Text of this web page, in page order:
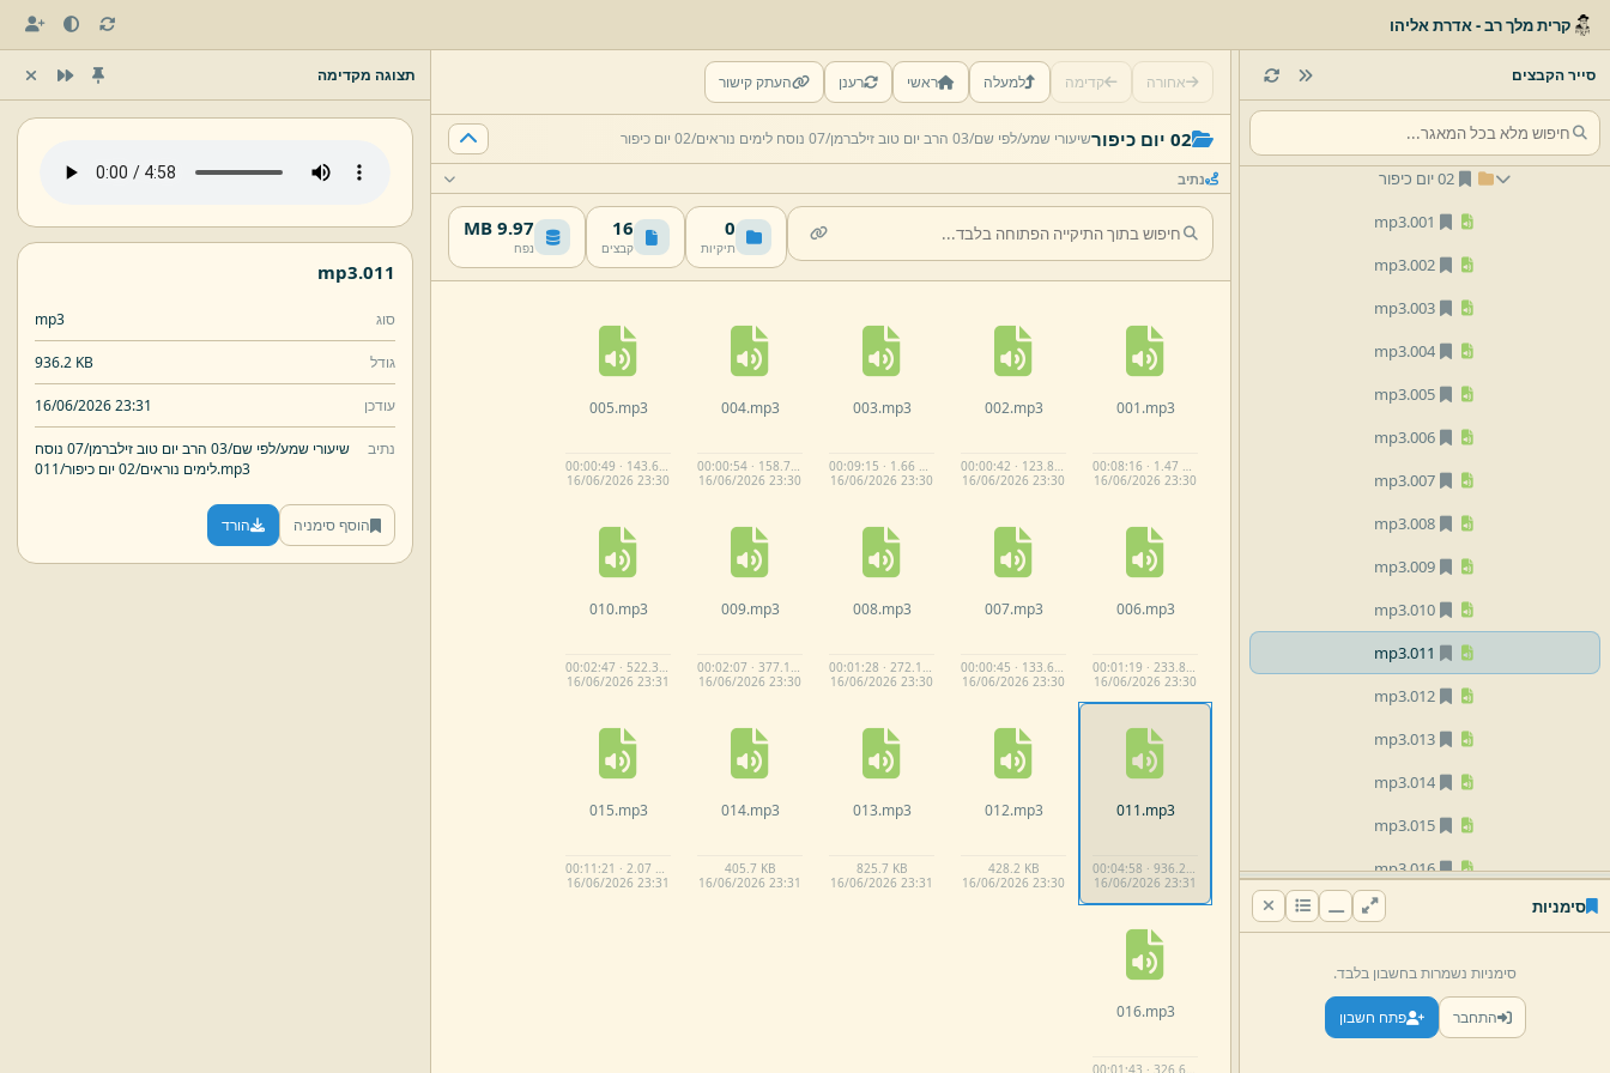
קרית מלך רב - אדרת אליהו
סייר הקבצים
05 לתלמידים
01 ראש השנה
02 יום כיפור
001.
mp3
002.
mp3
003.
mp3
004.
mp3
005.
mp3
006.
mp3
007.
mp3
008.
mp3
009.
mp3
010.
mp3
011.
mp3
012.
mp3
013.
mp3
014.
mp3
015.
mp3
016.
mp3
05 הרב אליהו בריו''ט זילברמן
06 הרב אריה שפירא
סימניות
סימניות נשמרות בחשבון בלבד.
התחבר פתח חשבון
אחורה קדימה למעלה ראשי רענן העתק קישור
02 יום כיפור שיעורי שמע/לפי שם/03 הרב יום טוב זילברמן/ 07 נוסח לימים נוראים/ 02 יום כיפור
נתיב
0
תיקיות
16
קבצים
9.97 MB
נפח
001.mp3
00:08:16 · 1.47 MB
16/06/2026 23:30
002.mp3
00:00:42 · 123.8 KB
16/06/2026 23:30
003.mp3
00:09:15 · 1.66 MB
16/06/2026 23:30
004.mp3
00:00:54 · 158.7 KB
16/06/2026 23:30
005.mp3
00:00:49 · 143.6 KB
16/06/2026 23:30
006.mp3
00:01:19 · 233.8 KB
16/06/2026 23:30
007.mp3
00:00:45 · 133.6 KB
16/06/2026 23:30
008.mp3
00:01:28 · 272.1 KB
16/06/2026 23:30
009.mp3
00:02:07 · 377.1 KB
16/06/2026 23:30
010.mp3
00:02:47 · 522.3 KB
16/06/2026 23:31
011.mp3
00:04:58 · 936.2 KB
16/06/2026 23:31
012.mp3
428.2 KB
16/06/2026 23:30
013.mp3
825.7 KB
16/06/2026 23:31
014.mp3
405.7 KB
16/06/2026 23:31
015.mp3
00:11:21 · 2.07 MB
16/06/2026 23:31
016.mp3
תצוגה מקדימה
011.
mp3
סוג mp3
גודל 936.2 KB
עודכן 16/06/2026 23:31
נתיב שיעורי שמע/לפי שם/03 הרב יום טוב זילברמן/
07 נוסח
לימים נוראים/02 יום כיפור/ 011.mp3
הוסף סימניה הורד